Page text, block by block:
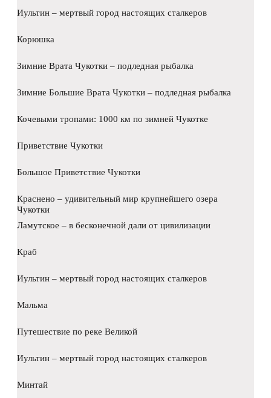
Иультин – мертвый город настоящих сталкеров
Корюшка
Зимние Врата Чукотки – подледная рыбалка
Зимние Большие Врата Чукотки – подледная рыбалка
Кочевыми тропами: 1000 км по зимней Чукотке
Приветствие Чукотки
Большое Приветствие Чукотки
Краснено – удивительный мир крупнейшего озера
Чукотки
Ламутское – в бесконечной дали от цивилизации
Краб
Иультин – мертвый город настоящих сталкеров
Мальма
Путешествие по реке Великой
Иультин – мертвый город настоящих сталкеров
Минтай